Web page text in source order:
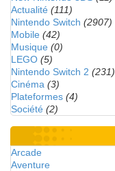
Actualité (111)
Nintendo Switch (2907)
Mobile (42)
Musique (0)
LEGO (5)
Nintendo Switch 2 (231)
Cinéma (3)
Plateformes (4)
Société (2)
Arcade
Aventure